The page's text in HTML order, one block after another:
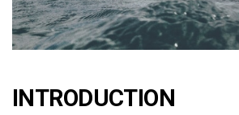
INTRODUCTION